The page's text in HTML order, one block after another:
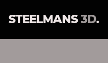
STEELMANS3D.